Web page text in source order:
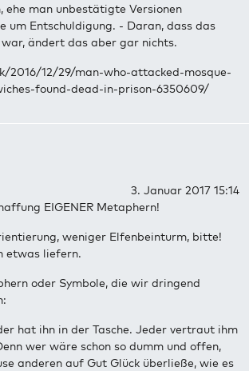
ehe man unbestätigte Versionen
um Entschuldigung. - Daran, dass das
ändert das aber gar nichts.
2016/12/29/man-who-attacked-mosque-
found-dead-in-prison-6350609/
3. Januar 2017 15:14
EIGENER Metaphern!
weniger Elfenbeinturm, bitte!
etwas liefern.
oder Symbole, die wir dringend
hat ihn in der Tasche. Jeder vertraut ihm
wer wäre schon so dumm und offen,
anderen auf Gut Glück überließe, wie es